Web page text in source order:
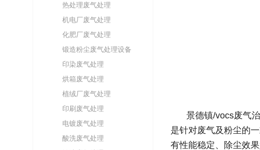
热处理废气处理
机电厂废气处理
化肥厂废气处理
锻造粉尘废气处理设备
印染废气处理
烘箱废气处理
植绒厂废气处理
印刷废气处理
电镀废气处理
酸洗废气处理
景德镇/vocs废气
是针对废气及粉尘的
有性能稳定、除尘效